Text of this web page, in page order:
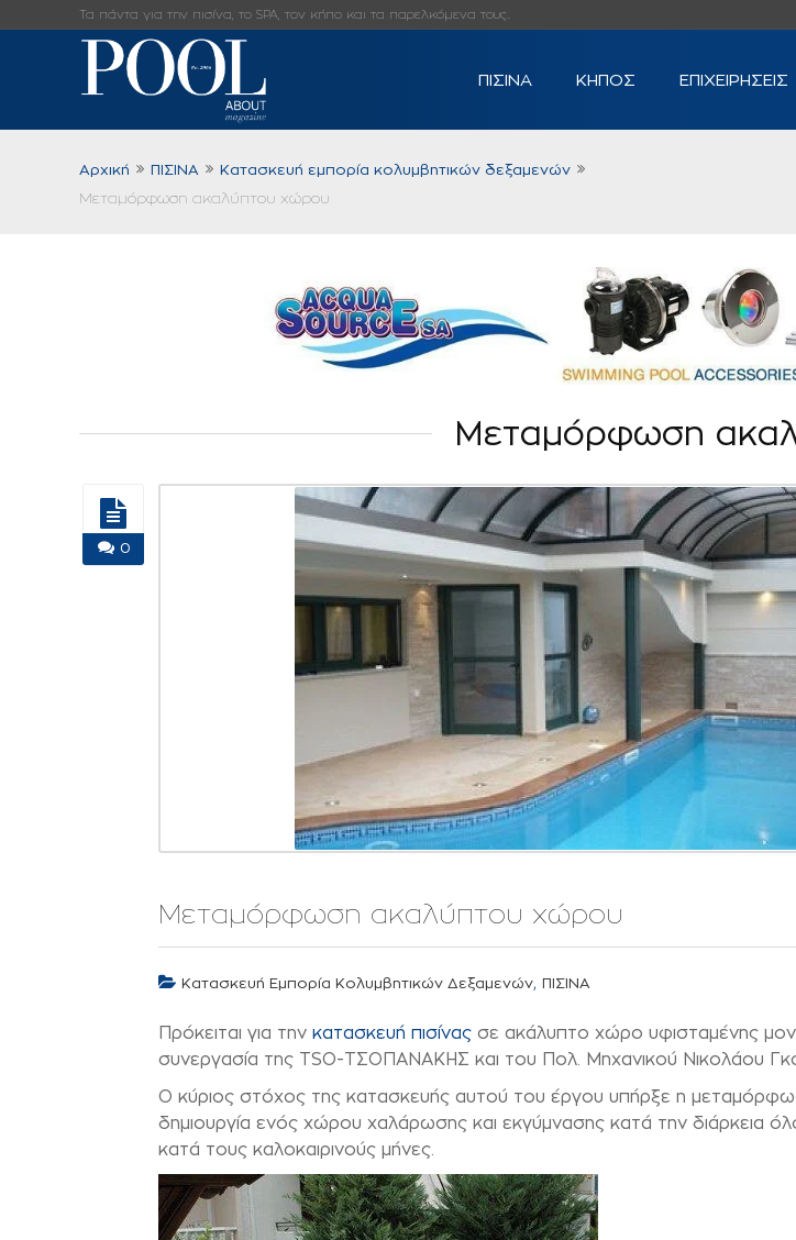
Τα πάντα για την πισίνα, το SPA, τον κήπο και τα παρελκόμενα τους...
ΠΙΣΙΝΑ ΚΗΠΟΣ ΕΠΙΧΕΙΡΗΣΕΙΣ
Αρχική ΠΙΣΙΝΑ
Κατασκευή εμπορία κολυμβητικών δεξαμενών
Μεταμόρφωση ακαλύπτου χώρου
Μεταμόρφωση
0
Μεταμόρφωση ακαλύπτου χώρου
Κατασκευή Εμπορία Κολυμβητικών Δεξαμενών, ΠΙΣΙΝΑ
Πρόκειται για την κατασκευή πισίνας σε ακάλυπτο χώρο υφισταμένης
συνεργασία της TSO-ΤΣΟΠΑΝΑΚΗΣ και του Πολ. Μηχανικού Νικολάου
Ο κύριος στόχος της κατασκευής αυτού του έργου υπήρξε η
δημιουργία ενός χώρου χαλάρωσης και εκγύμνασης κατά την διάρκεια
κατά τους καλοκαιρινούς μήνες.